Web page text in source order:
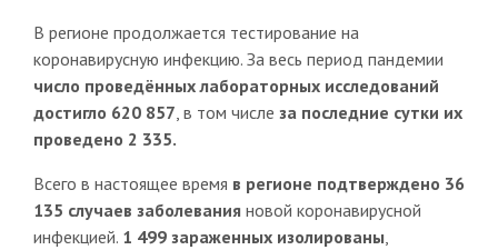
В регионе продолжается тестирование на
коронавирусную инфекцию. За весь период пандемии
число проведённых лабораторных исследований
достигло 620 857 , в том числе за последние сутки их
проведено 2 335.
Всего в настоящее время в регионе подтверждено 36
135 случаев заболевания новой коронавирусной
инфекцией. 1 499 зараженных изолированы,